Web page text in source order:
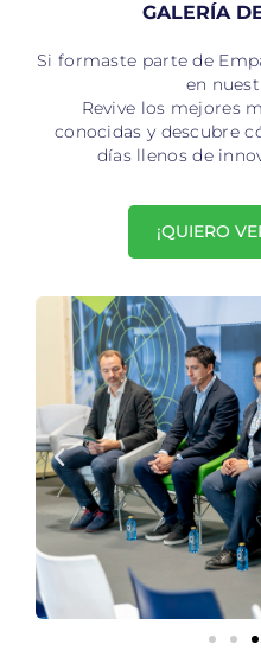
GALERÍA
Si formaste parte de
en
Revive los mejores
conocidas y descubre
días llenos de
¡QUIERO